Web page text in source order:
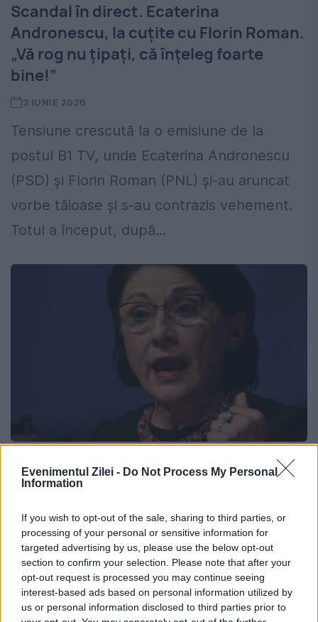
Evenimentul Zilei - Do Not Process My Personal
Information
If you wish to opt-out of the sale, sharing to third parties, or
processing of your personal or sensitive information for
targeted advertising by us, please use the below opt-out
section to confirm your selection. Please note that after your
opt-out request is processed you may continue seeing
interest-based ads based on personal information utilized by
us or personal information disclosed to third parties prior to
Scandal în direct. Ecaterina
Andronescu, la cuțite cu Florin Roman.
„Vă rog nu țipați, că înțeleg foarte
bine!”
3 IUNIE 2020
Tensiune crescută la o emisiune de la
postul B1 TV, unde Ecaterina Andronescu
(PSD) și Florin Roman (PNL) și-au aruncat
vorbe tăioase și s-au contrazis vehement.
Totul a început, după...
Scandal la TV. Replici grele între două
nume sonore din politică: „Atitudine
14 MAI 2020
Protagoniștii sunt fostul ministru al
Educației Ecaterina Andronescu și Florin
Roman, liderul deputaților PNL. Totul a